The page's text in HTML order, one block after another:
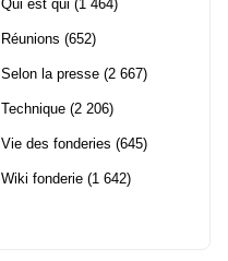
Qui est qui (1 464)
Réunions (652)
Selon la presse (2 667)
Technique (2 206)
Vie des fonderies (645)
Wiki fonderie (1 642)